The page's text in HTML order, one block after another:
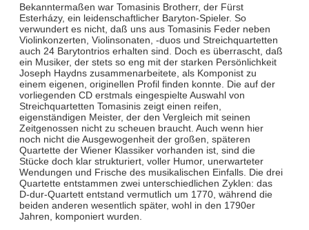
Bekanntermaßen war Tomasinis Brotherr, der Fürst
Esterházy, ein leidenschaftlicher Baryton-Spieler. So
verwundert es nicht, daß uns aus Tomasinis Feder neben
Violinkonzerten, Violinsonaten, -duos und Streichquartetten
auch 24 Barytontrios erhalten sind. Doch es überrascht, daß
ein Musiker, der stets so eng mit der starken Persönlichkeit
Joseph Haydns zusammenarbeitete, als Komponist zu
einem eigenen, originellen Profil finden konnte. Die auf der
vorliegenden CD erstmals eingespielte Auswahl von
Streichquartetten Tomasinis zeigt einen reifen,
eigenständigen Meister, der den Vergleich mit seinen
Zeitgenossen nicht zu scheuen braucht. Auch wenn hier
noch nicht die Ausgewogenheit der großen, späteren
Quartette der Wiener Klassiker vorhanden ist, sind die
Stücke doch klar strukturiert, voller Humor, unerwarteter
Wendungen und Frische des musikalischen Einfalls. Die drei
Quartette entstammen zwei unterschiedlichen Zyklen: das
D-dur-Quartett entstand vermutlich um 1770, während die
beiden anderen wesentlich später, wohl in den 1790er
Jahren, komponiert wurden.